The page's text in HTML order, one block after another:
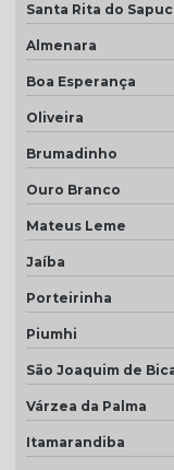
Telhas rústicas
Valor da telha
Santa Rita do
Almenara
Boa Esperança
Oliveira
Brumadinho
Ouro Branco
Mateus Leme
Jaíba
Porteirinha
Piumhi
São Joaquim de
Várzea da Palma
Itamarandiba